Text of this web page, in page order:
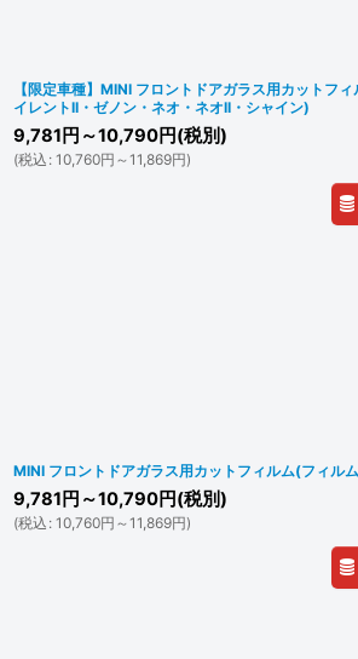
【限定車種】MINI フロントドアガラス用カットフ
イレントII・ゼノン・ネオ・ネオII・シャイン)
9,781 円 ～10,790円(税別)
(税込 : 10,760円 ～11,869円)
MINI フロントドアガラス用カットフィルム(フィル
9,781 円 ～10,790円(税別)
(税込 : 10,760円 ～11,869円)